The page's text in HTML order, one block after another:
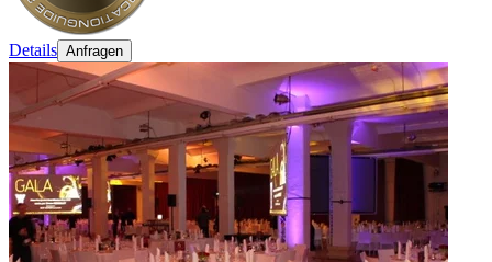
Details Anfragen